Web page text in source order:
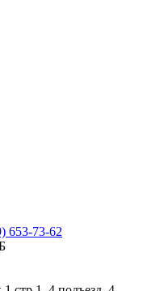
653-73-62